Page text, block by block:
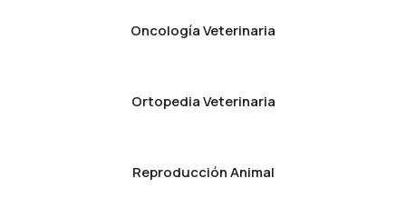
Oncología Veterinaria
Ortopedia Veterinaria
Reproducción Animal